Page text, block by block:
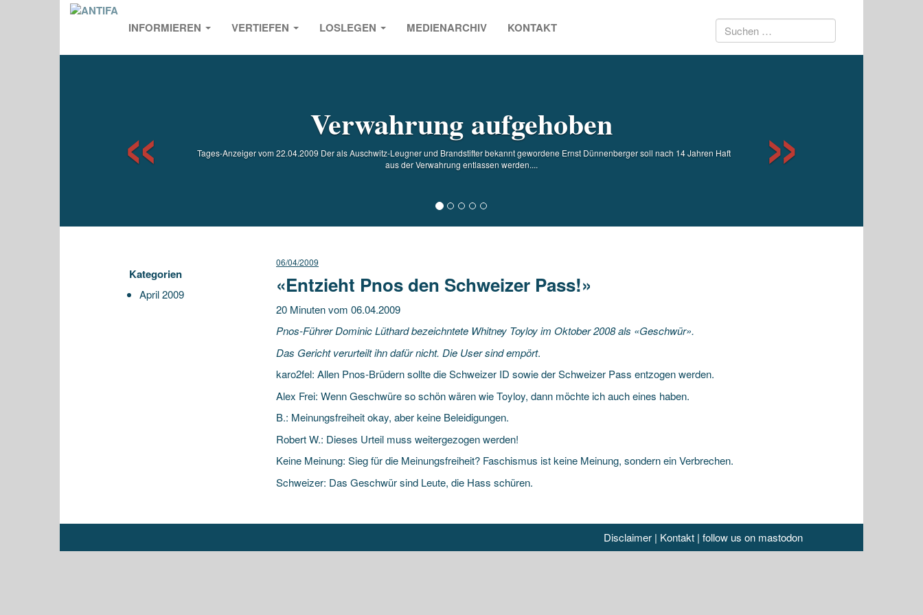
INFORMIEREN VERTIEFEN LOSLEGEN MEDIENARCHIV KONTAKT Suchen
Verwahrung aufgehoben
Tages-Anzeiger vom 22.04.2009 Der als Auschwitz-Leugner und Brandstifter bekannt gewordene Ernst Dünnenberger soll nach 14 Jahren Haft
aus der Verwahrung entlassen werden....
Kategorien
April 2009
06/04/2009
«Entzieht Pnos den Schweizer Pass!»
20 Minuten vom 06.04.2009
Pnos-Führer Dominic Lüthard bezeichntete Whitney Toyloy im Oktober 2008 als «Geschwür».
Das Gericht verurteilt ihn dafür nicht. Die User sind empört.
karo2fel: Allen Pnos-Brüdern sollte die Schweizer ID sowie der Schweizer Pass entzogen werden.
Alex Frei: Wenn Geschwüre so schön wären wie Toyloy, dann möchte ich auch eines haben.
B.: Meinungsfreiheit okay, aber keine Beleidigungen.
Robert W.: Dieses Urteil muss weitergezogen werden!
Keine Meinung: Sieg für die Meinungsfreiheit? Faschismus ist keine Meinung, sondern ein Verbrechen.
Schweizer: Das Geschwür sind Leute, die Hass schüren.
Disclaimer| Kontakt| follow us on mastodon